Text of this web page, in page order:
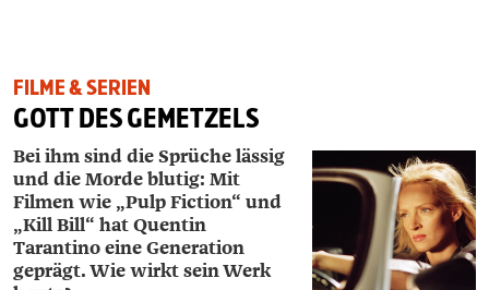
FILME & SERIEN
GOTT DES GEMETZELS
Bei ihm sind die Sprüche lässig
und die Morde blutig: Mit
Filmen wie „Pulp Fiction“ und
„Kill Bill“ hat Quentin
Tarantino eine Generation
geprägt. Wie wirkt sein Werk